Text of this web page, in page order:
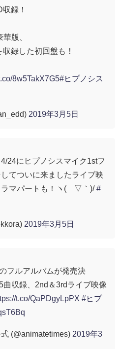
録！
版、
録した初回盤も！
8w5TakX7G5#ヒプノシス
2019年3月5日
24にヒプノシスマイク1stフ
てついに来ましたライブ映
ラマパートも！ヽ(´▽｀)/#
2019年3月5日
フルアルバムが発売決
収録、2nd＆3rdライブ映像
t.co/QaPDgyLpPX #ヒプ
(@animatetimes) 2019年3